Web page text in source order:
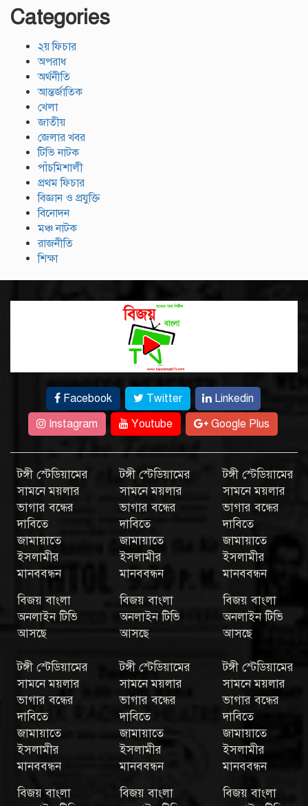
Categories
২য় ফিচার
অপরাধ
অর্থনীতি
আন্তর্জাতিক
খেলা
জাতীয়
জেলার খবর
টিভি নাটক
পাঁচমিশালী
প্রথম ফিচার
বিজ্ঞান ও প্রযুক্তি
বিনোদন
মঞ্চ নাটক
রাজনীতি
শিক্ষা
Facebook Twitter
Linkedin
Instagram
Youtube Google Plus
টঙ্গী স্টেডিয়ামের
সামনে ময়লার
ভাগার বন্ধের
দাবিতে
জামায়াতে
ইসলামীর
মানববন্ধন
বিজয় বাংলা
অনলাইন টিভি
আসছে
টঙ্গী স্টেডিয়ামের
সামনে ময়লার
ভাগার বন্ধের
দাবিতে
জামায়াতে
ইসলামীর
মানববন্ধন
বিজয় বাংলা
অনলাইন টিভি
আসছে
টঙ্গী স্টেডিয়ামের
সামনে ময়লার
ভাগার বন্ধের
দাবিতে
জামায়াতে
ইসলামীর
মানববন্ধন
বিজয় বাংলা
অনলাইন টিভি
আসছে
টঙ্গী স্টেডিয়ামের
সামনে ময়লার
ভাগার বন্ধের
দাবিতে
জামায়াতে
ইসলামীর
মানববন্ধন
বিজয় বাংলা
টঙ্গী স্টেডিয়ামের
সামনে ময়লার
ভাগার বন্ধের
দাবিতে
জামায়াতে
ইসলামীর
মানববন্ধন
বিজয় বাংলা
টঙ্গী স্টেডিয়ামের
সামনে ময়লার
ভাগার বন্ধের
দাবিতে
জামায়াতে
ইসলামীর
মানববন্ধন
বিজয় বাংলা